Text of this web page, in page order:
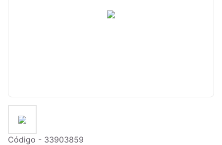
Código - 33903859